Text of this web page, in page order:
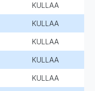
KULLAA
KULLAA
KULLAA
KULLAA
KULLAA